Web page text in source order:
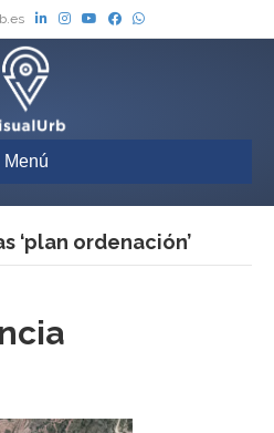
Menú
‘plan ordenación’